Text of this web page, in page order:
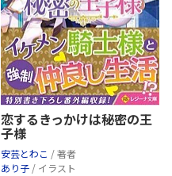
恋するきっかけは秘密の王
子様
安芸とわこ / 著者
あり子 / イラスト